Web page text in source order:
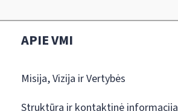
APIE VMI
Misija, Vizija ir Vertybės
Struktūra ir kontaktinė informacija